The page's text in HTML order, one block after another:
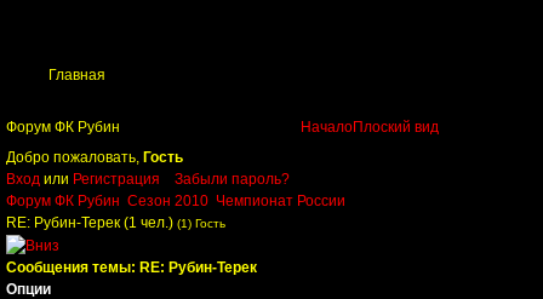
Главная
Форум ФК Рубин НачалоПлоский вид
Добро пожаловать, Гость
Вход или Регистрация
Забыли пароль?
Форум ФК Рубин Сезон 2010 Чемпионат России
RE: Рубин-Терек (1 чел.) (1) Гость
Сообщения темы: RE: Рубин-Терек
Опции